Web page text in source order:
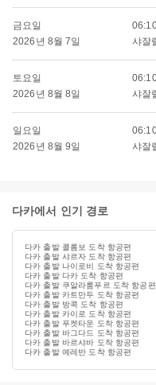
금요일
2026년 8월 7일
샤잘
토요일
2026년 8월 8일
샤잘
일요일
2026년 8월 9일
샤잘
다카에서 인기 경로
다카 출발 콜롬보 도착 항공편
다카 출발 샤르자 도착 항공편
다카 출발 나이로비 도착 항공편
다카 출발 다카 도착 항공편
다카 출발 쿠알라룸푸르 도착 항공편
다카 출발 카트만두 도착 항공편
다카 출발 방콕 도착 항공편
다카 출발 카이로 도착 항공편
다카 출발 푸켓타운 도착 항공편
다카 출발 바그다드 도착 항공편
다카 출발 바르샤바 도착 항공편
다카 출발 예레반 도착 항공편